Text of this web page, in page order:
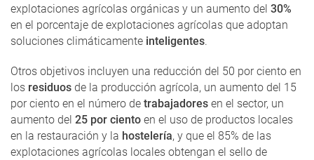
explotaciones agrícolas orgánicas y un aumento del 30%
en el porcentaje de explotaciones agrícolas que adoptan
soluciones climáticamente inteligentes.
Otros objetivos incluyen una reducción del 50 por ciento en
los residuos de la producción agrícola, un aumento del 15
por ciento en el número de trabajadores en el sector, un
aumento del 25 por ciento en el uso de productos locales
en la restauración y la hostelería, y que el 85% de las
explotaciones agrícolas locales obtengan el sello de